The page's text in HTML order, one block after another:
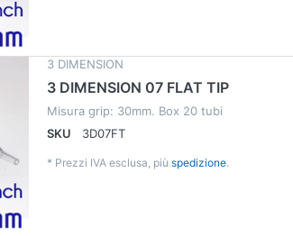
3 DIMENSION
3 DIMENSION 07 FLAT TIP
Misura grip: 30mm. Box 20 tubi
SKU
3D07FT
* Prezzi IVA esclusa, più spedizione.